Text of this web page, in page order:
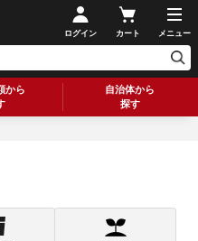
ログイン カート メニュー
から
自治体から
探す